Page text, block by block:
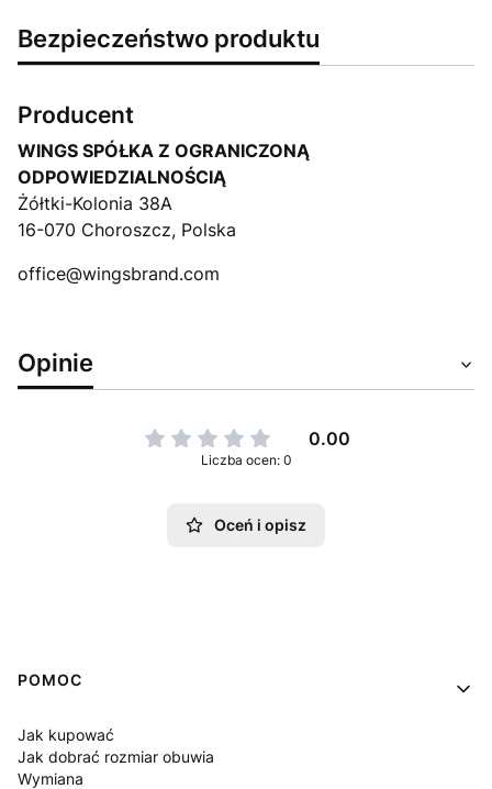
Bezpieczeństwo produktu
Producent
WINGS SPÓŁKA Z OGRANICZONĄ
ODPOWIEDZIALNOŚCIĄ
Żółtki-Kolonia 38A
16-070 Choroszcz, Polska
office@wingsbrand.com
Opinie
0.00
Liczba ocen: 0
Oceń i opisz
Linki w stopce
POMOC
Jak kupować
Jak dobrać rozmiar obuwia
Wymiana